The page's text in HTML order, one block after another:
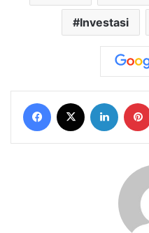
Investasi
Facebook LinkedIn